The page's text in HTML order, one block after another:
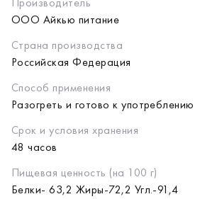
ООО Айкью питание
Страна производства
Российская Федерация
Способ применения
Разогреть и готово к употреблению
Срок и условия хранения
48 часов
Пищевая ценность (на 100 г)
Белки- 63,2 Жиры-72,2 Угл.-91,4